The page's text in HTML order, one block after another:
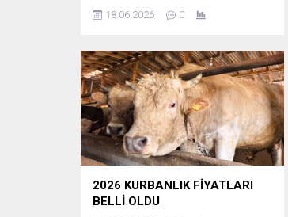
18.06.2026 0
2026 KURBANLIK FİYATLARI
BELLİ OLDU